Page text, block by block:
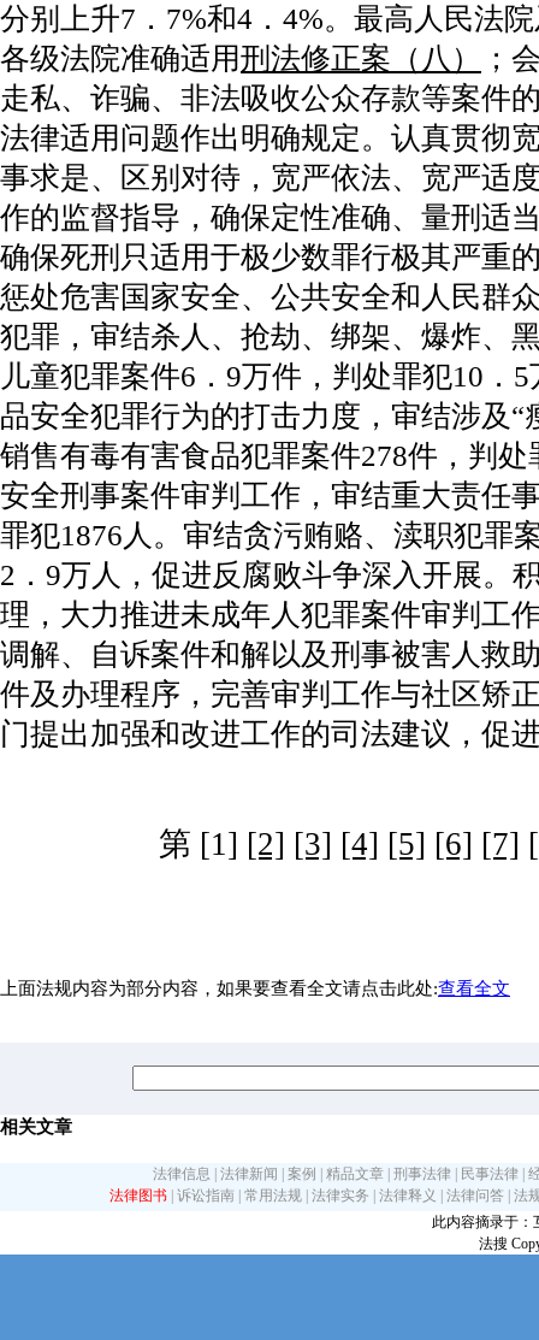
分别上升7．7%和4．4%。最高人民法
各级法院准确适用刑法修正案（八）
；
走私、诈骗、非法吸收公众存款等案件
法律适用问题作出明确规定。认真贯彻
事求是、区别对待，宽严依法、宽严适
作的监督指导，确保定性准确、量刑适
确保死刑只适用于极少数罪行极其严重
惩处危害国家安全、公共安全和人民群
犯罪，审结杀人、抢劫、绑架、爆炸、
儿童犯罪案件6．9万件，判处罪犯10．
品安全犯罪行为的打击力度，审结涉及“
销售有毒有害食品犯罪案件278件，判
安全刑事案件审判工作，审结重大责任
罪犯1876人。审结贪污贿赂、渎职犯罪
2．9万人，促进反腐败斗争深入开展。
理，大力推进未成年人犯罪案件审判工
调解、自诉案件和解以及刑事被害人救
件及办理程序，完善审判工作与社区矫
门提出加强和改进工作的司法建议，促
第 [1] [2] [3] [4] [5] [6] [7]
上面法规内容为部分内容，如果要查看全文请点击此处:查看全文
相关文章
法律信息 法律新闻 案例 精品文章 刑事法律 民事法律
法律图书 诉讼指南 常用法规 法律实务 法律释义 法律问答
法
此内容摘录于：
法搜